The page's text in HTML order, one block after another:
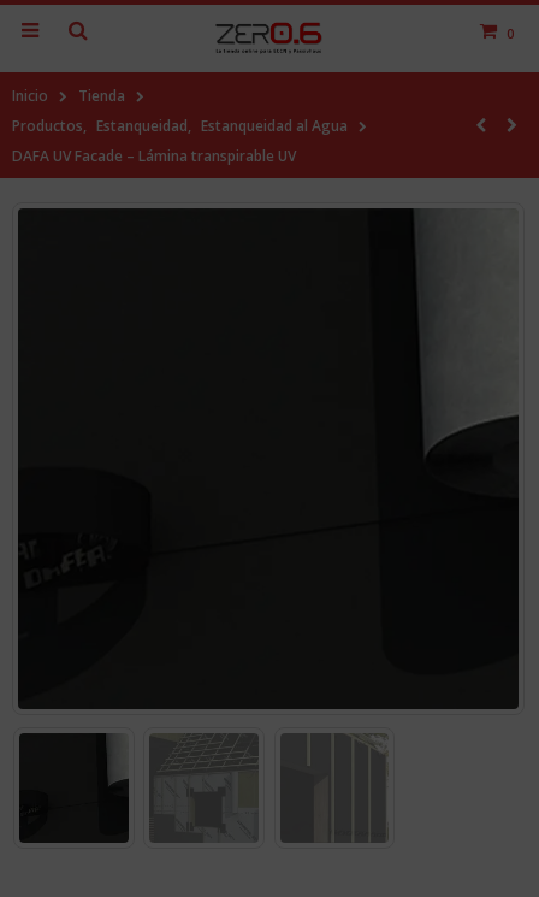
0
Inicio
Tienda
Productos, Estanqueidad, Estanqueidad al Agua
DAFA UV Facade – Lámina transpirable UV